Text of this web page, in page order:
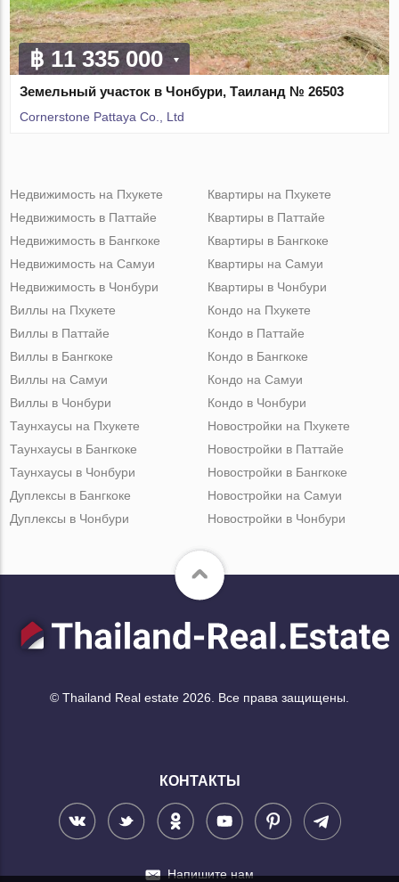
฿ 11 335 000
Земельный участок в Чонбури, Таиланд № 26503
Cornerstone Pattaya Co., Ltd
Недвижимость на Пхукете
Недвижимость в Паттайе
Недвижимость в Бангкоке
Недвижимость на Самуи
Недвижимость в Чонбури
Квартиры на Пхукете
Квартиры в Паттайе
Квартиры в Бангкоке
Квартиры на Самуи
Квартиры в Чонбури
Виллы на Пхукете
Виллы в Паттайе
Виллы в Бангкоке
Виллы на Самуи
Виллы в Чонбури
Кондо на Пхукете
Кондо в Паттайе
Кондо в Бангкоке
Кондо на Самуи
Кондо в Чонбури
Таунхаусы на Пхукете
Таунхаусы в Бангкоке
Таунхаусы в Чонбури
Дуплексы в Бангкоке
Дуплексы в Чонбури
Новостройки на Пхукете
Новостройки в Паттайе
Новостройки в Бангкоке
Новостройки на Самуи
Новостройки в Чонбури
© Thailand Real estate 2026. Все права защищены.
КОНТАКТЫ
Напишите нам